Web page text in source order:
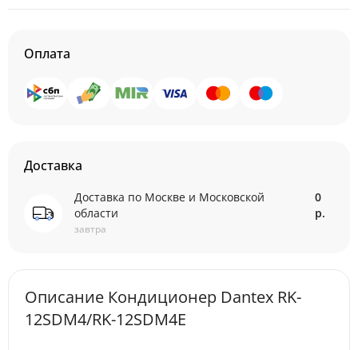
Оплата
Доставка
Доставка по Москве и Московской
области
завтра
0
р.
Описание Кондиционер Dantex RK-
12SDM4/RK-12SDM4E